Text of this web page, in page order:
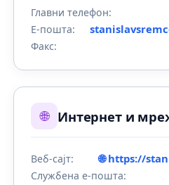
Главни телефон:
Е-пошта:
Факс:
🌐 Интернет и
Веб-сајт: 🌐 https://
Службена е-пошта: